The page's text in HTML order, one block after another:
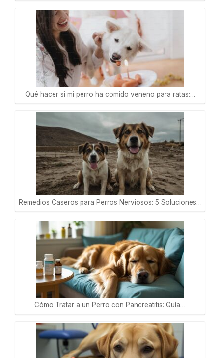
Qué hacer si mi perro ha comido veneno para ratas:…
Remedios Caseros para Perros Nerviosos: 5 Soluciones…
Cómo Tratar a un Perro con Pancreatitis: Guía…